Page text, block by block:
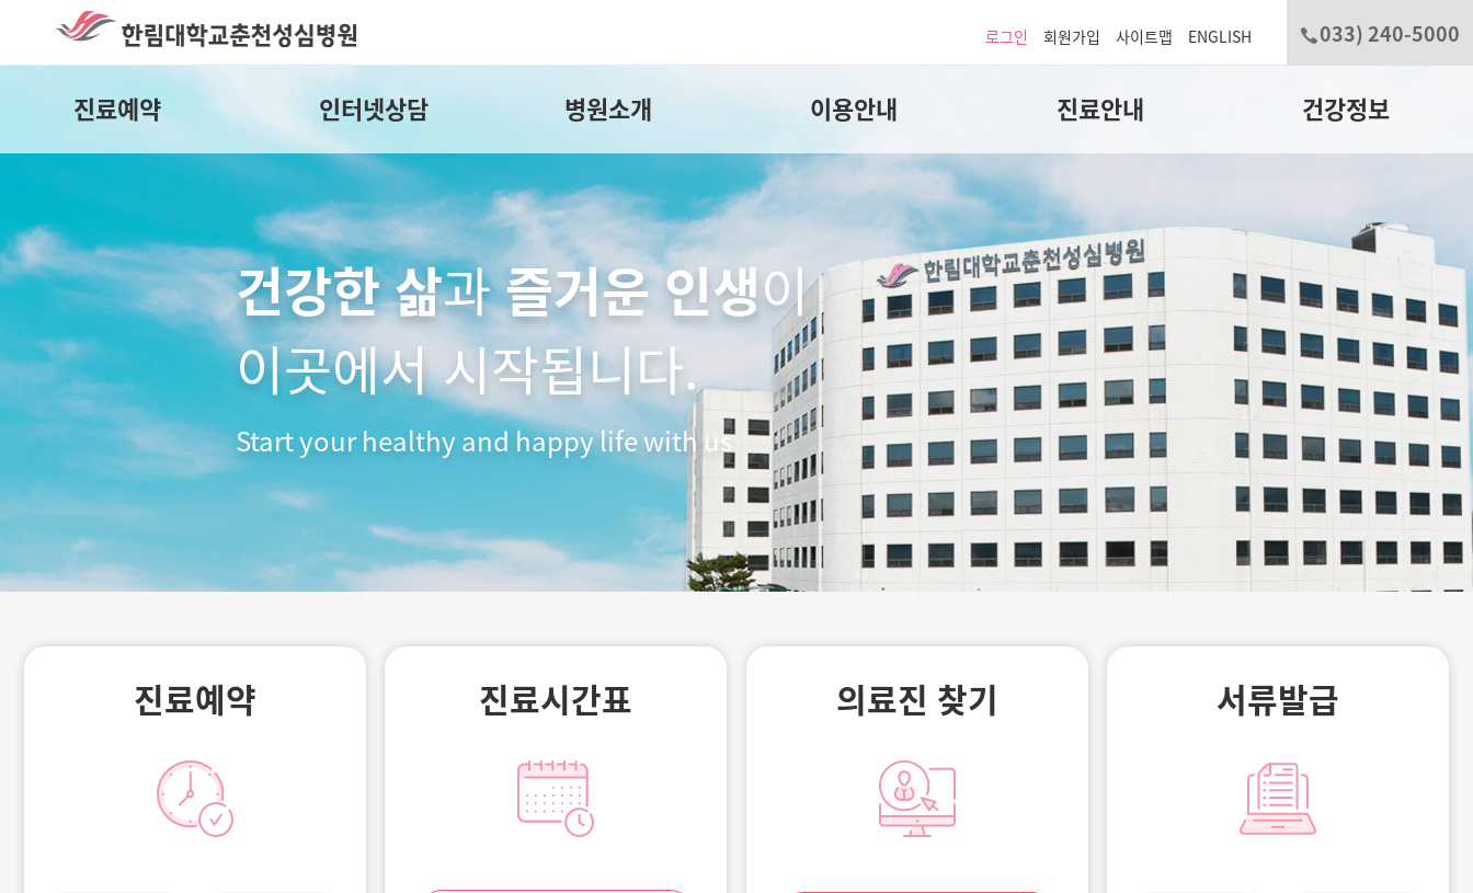
로그인 회원가입 사이트맵 ENGLISH 033) 240-5000
진료예약 인터넷상담 병원소개 이용안내 진료안내 건강정보
건강한 삶 즐거운 인생이
이곳에서 시작됩니다.
Start your healthy and happy life with us
진료예약 진료시간표 의료진 찾기 서류발급